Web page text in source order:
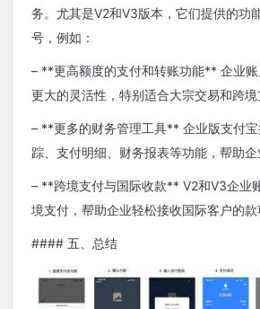
务。尤其是V2和V3版本，它们提供的功
号，例如：
– **更高额度的支付和转账功能** 企业
更大的灵活性，特别适合大宗交易和跨境
– **更多的财务管理工具** 企业版支付
踪、支付明细、财务报表等功能，帮助企
– **跨境支付与国际收款** V2和V3企业
境支付，帮助企业轻松接收国际客户的款
#### 五、总结